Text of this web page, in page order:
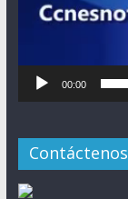
00:00
Contáctenos